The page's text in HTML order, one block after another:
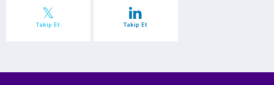
Takip Et Takip Et